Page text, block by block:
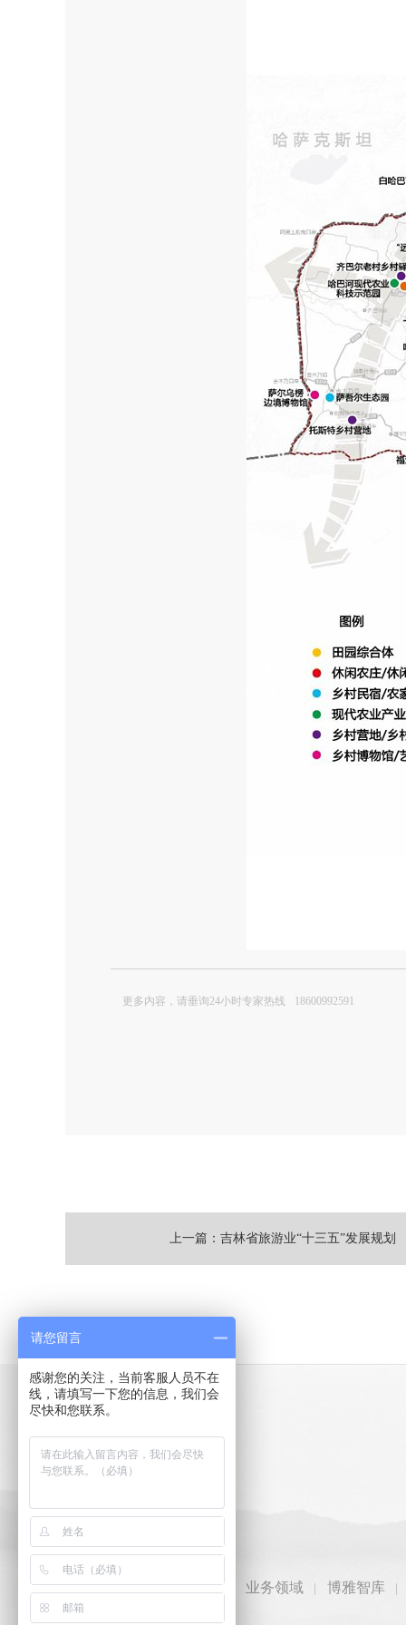
更多内容，请垂询24小时专家热线 18600992591
上一篇：吉林省旅游业“十三五”发展规划
首页 业务领域 博雅智库
请您留言
感谢您的关注，当前客服人员不在
线，请填写一下您的信息，我们会
尽快和您联系。